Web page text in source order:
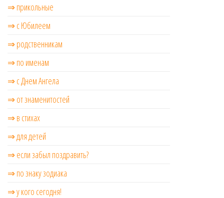
⇒ прикольные
⇒ с Юбилеем
⇒ родственникам
⇒ по именам
⇒ с Днем Ангела
⇒ от знаменитостей
⇒ в стихах
⇒ для детей
⇒ если забыл поздравить?
⇒ по знаку зодиака
⇒ у кого сегодня!